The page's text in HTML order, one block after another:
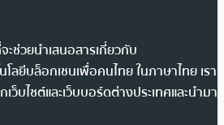
ช่วยนำเสนอสารเกี่ยวกับ
ลยีบล็อกเชนเพื่อคนไทย ในภาษาไทย เรา
บไซต์และเว็บบอร์ดต่างประเทศและนำมา